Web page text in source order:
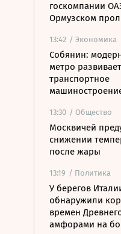
госкомпании
Ормузском
13:42 / Экономика
Собянин:
метро развивает
транспортное
13:30 / Общество
Москвичей
снижении
после жары
13:19 / Политика
У берегов
обнаружили
времен
амфорами на